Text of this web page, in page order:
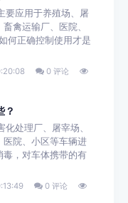
要应用于养殖场、屠
禽运输厂、医院、
何正确控制使用才是
0 评论
？
处理厂、屠宰场、
医院、小区等车辆进
毒，对车体携带的有
0 评论